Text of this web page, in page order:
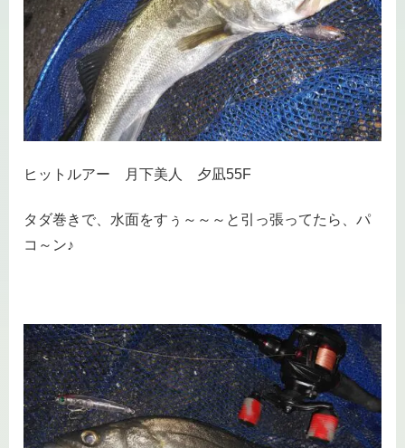
ヒットルアー 月下美人 夕凪55F
タダ巻きで、水面をすぅ～～～と引っ張ってたら、パ
コ～ン♪